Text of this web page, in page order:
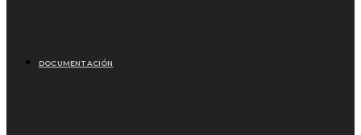
DOCUMENTACIÓN